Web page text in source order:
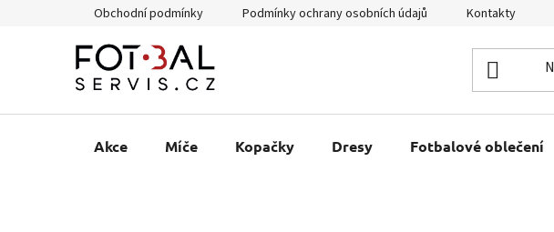
Obchodní podmínky Podmínky ochrany osobních údajů Kontakty
Akce Míče Kopačky Dresy Fotbalové oblečení